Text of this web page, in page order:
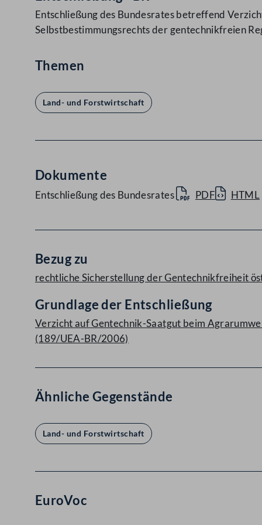
Entschließung des Bundesrates betreffend
Selbstbestimmungsrechts der gentechnikfreien
Themen
Land- und Forstwirtschaft
Dokumente
Entschließung des Bundesrates PDF HTML
Bezug zu
rechtliche Sicherstellung der Gentechnikfreiheit
Grundlage der Entschließung
Verzicht auf Gentechnik-Saatgut beim
(189/UEA-BR/2006)
Ähnliche Gegenstände
Land- und Forstwirtschaft
EuroVoc